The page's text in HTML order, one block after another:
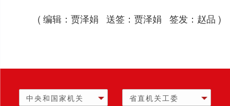
( 编辑：贾泽娟 送签：贾泽娟 签发：赵品 )
中央和国家机关 省直机关工委